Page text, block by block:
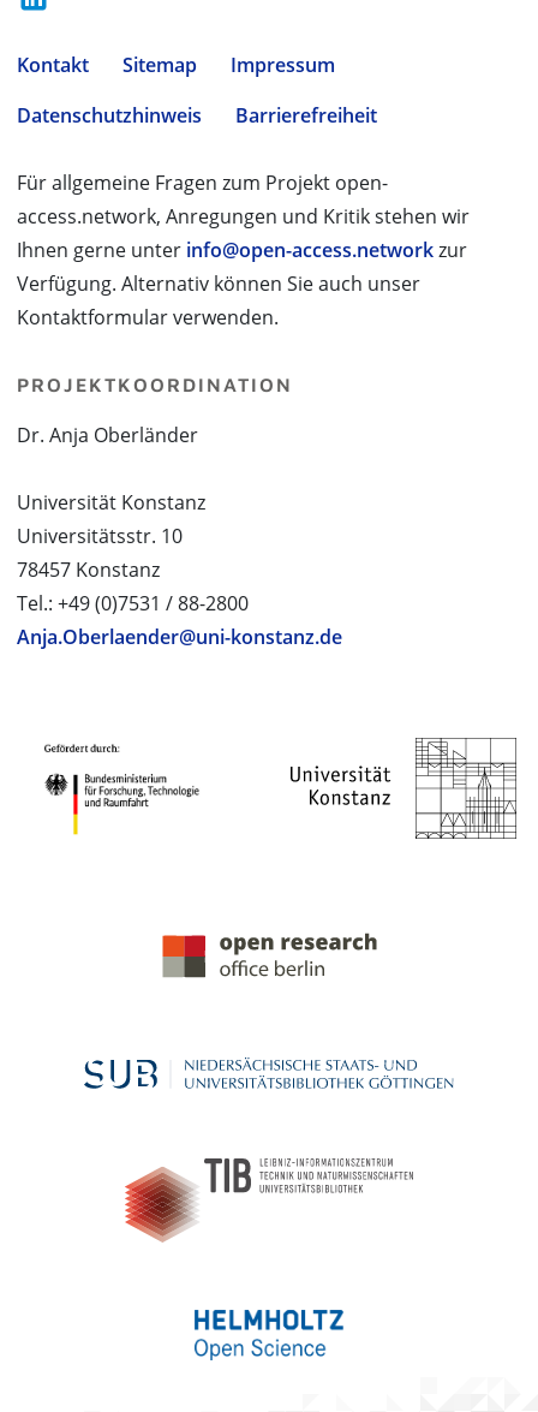
Kontakt Sitemap
Impressum
Datenschutzhinweis
Barrierefreiheit
Für allgemeine Fragen zum Projekt open-
access.network, Anregungen und Kritik stehen wir
Ihnen gerne unter info@open-access.networkzur
Verfügung. Alternativ können Sie auch unser
Kontaktformular verwenden.
PROJEKTKOORDINATION
Dr. Anja Oberländer
Universität Konstanz
Universitätsstr. 10
78457 Konstanz
Tel.: +49 (0)7531 / 88-2800
Anja.Oberlaender@uni-konstanz.de